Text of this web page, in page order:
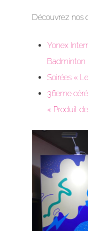
Découvrez nos
Yonex
Badminton
Soirées «
36eme
« Produit